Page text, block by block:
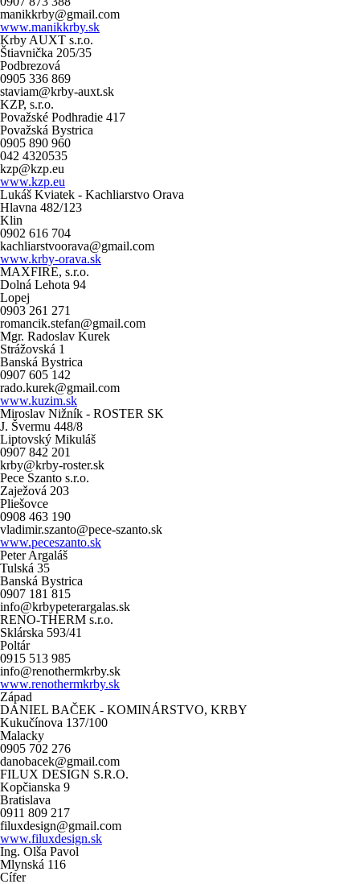
manikkrby@gmail.com
www.manikkrby.sk
Krby AUXT s.r.o.
Štiavnička 205/35
Podbrezová
0905 336 869
staviam@krby-auxt.sk
KZP, s.r.o.
Považské Podhradie 417
Považská Bystrica
0905 890 960
042 4320535
kzp@kzp.eu
www.kzp.eu
Lukáš Kviatek - Kachliarstvo Orava
Hlavna 482/123
Klin
0902 616 704
kachliarstvoorava@gmail.com
www.krby-orava.sk
MAXFIRE, s.r.o.
Dolná Lehota 94
Lopej
0903 261 271
romancik.stefan@gmail.com
Mgr. Radoslav Kurek
Strážovská 1
Banská Bystrica
0907 605 142
rado.kurek@gmail.com
www.kuzim.sk
Miroslav Nižník - ROSTER SK
J. Švermu 448/8
Liptovský Mikuláš
0907 842 201
krby@krby-roster.sk
Pece Szanto s.r.o.
Zaježová 203
Pliešovce
0908 463 190
vladimir.szanto@pece-szanto.sk
www.peceszanto.sk
Peter Argaláš
Tulská 35
Banská Bystrica
0907 181 815
info@krbypeterargalas.sk
RENO-THERM s.r.o.
Sklárska 593/41
Poltár
0915 513 985
info@renothermkrby.sk
www.renothermkrby.sk
Západ
DANIEL BAČEK - KOMINÁRSTVO, KRBY
Kukučínova 137/100
Malacky
0905 702 276
danobacek@gmail.com
FILUX DESIGN S.R.O.
Kopčianska 9
Bratislava
0911 809 217
filuxdesign@gmail.com
www.filuxdesign.sk
Ing. Olša Pavol
Mlynská 116
Cífer